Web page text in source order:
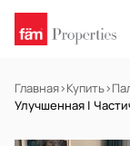
Главная›Купить›
Улучшенная |